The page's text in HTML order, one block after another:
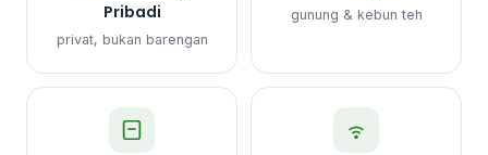
Pribadi
privat, bukan barengan
gunung & kebun teh